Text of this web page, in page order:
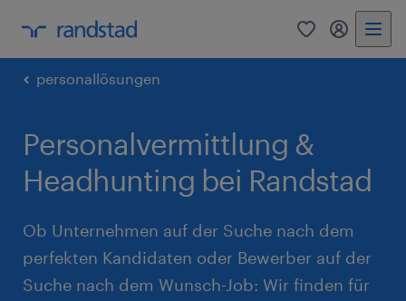
0 Mein
personallösungen
Personalvermittlung &
Headhunting bei Randstad
Ob Unternehmen auf der Suche nach dem
perfekten Kandidaten oder Bewerber auf der
Suche nach dem Wunsch-Job: Wir finden für